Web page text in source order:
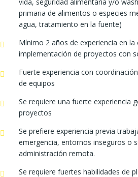
primaria de alimentos o especies
agua, tratamiento en la fuente)
Mínimo 2 años de experiencia en
implementación de proyectos con
Fuerte experiencia con
de equipos
Se requiere una fuerte experiencia
proyectos
Se prefiere experiencia previa
emergencia, entornos inseguros o
administración remota.
Se requiere fuertes habilidades de